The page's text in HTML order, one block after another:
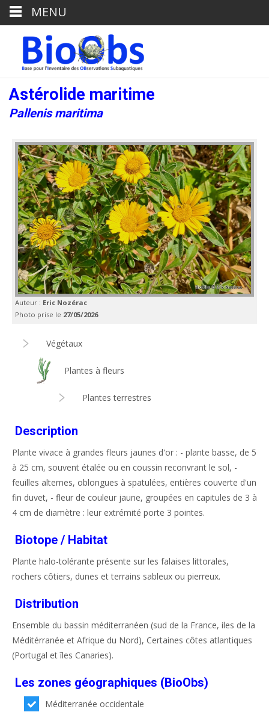
Astérolide maritime
Pallenis maritima
Auteur : Eric Nozérac
Photo prise le 27/05/2026
Végétaux
Plantes à fleurs
Plantes terrestres
Description
Plante vivace à grandes fleurs jaunes d'or : - plante basse, de 5
à 25 cm, souvent étalée ou en coussin reconvrant le sol, -
feuilles alternes, oblongues à spatulées, entières couverte d'un
fin duvet, - fleur de couleur jaune, groupées en capitules de 3 à
4 cm de diamètre : leur extrémité porte 3 pointes.
Biotope / Habitat
Plante halo-tolérante présente sur les falaises littorales,
rochers côtiers, dunes et terrains sableux ou pierreux.
Distribution
Ensemble du bassin méditerranéen (sud de la France, iles de la
Méditérranée et Afrique du Nord), Certaines côtes atlantiques
(Portugal et îles Canaries).
Les zones géographiques (BioObs)
Méditerranée occidentale
MENU